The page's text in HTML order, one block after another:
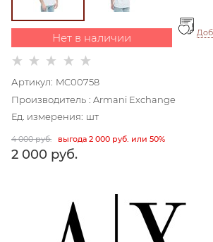
Нет в наличии
Артикул: MC00758
Производитель : Armani Exchange
Ед. измерения: шт
4 000 руб.
2 000 руб.
выгода2 000 руб. или50%